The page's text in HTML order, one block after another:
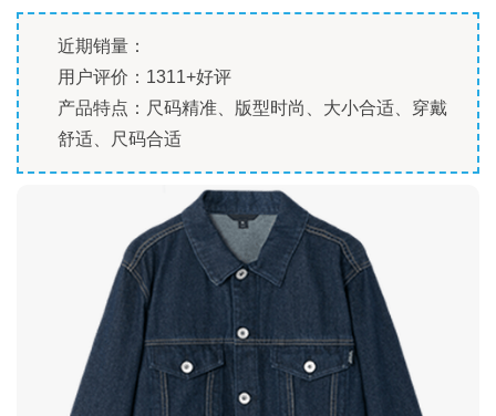
近期销量：
用户评价：1311+好评
产品特点：尺码精准、版型时尚、大小合适、穿戴
舒适、尺码合适